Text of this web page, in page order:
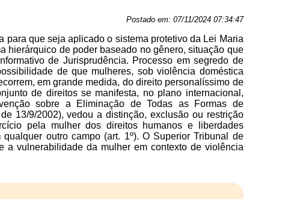
Postado em: 07/11/2024 07:34:47
para que seja aplicado o sistema protetivo da Lei Maria
hierárquico de poder baseado no gênero, situação que
de Jurisprudência. Processo em segredo de
de que mulheres, sob violência doméstica
em grande medida, do direito personalíssimo de
de direitos se manifesta, no plano internacional,
sobre a Eliminação de Todas as Formas de
13/9/2002), vedou a distinção, exclusão ou restrição
pela mulher dos direitos humanos e liberdades
outro campo (art. 1º). O Superior Tribunal de
a vulnerabilidade da mulher em contexto de violência